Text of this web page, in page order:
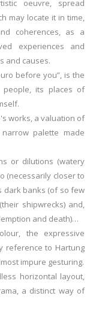
oeuvre, spread
may locate it in time,
coherences, as a
experiences and
and causes.
before you”, is the
its places of
works, a valuation of
palette made
or dilutions (watery
(necessarily closer to
dark banks (of so few
shipwrecks) and,
and death)…
the expressive
reference to Hartung
impure gesturing.
horizontal layout,
a distinct way of